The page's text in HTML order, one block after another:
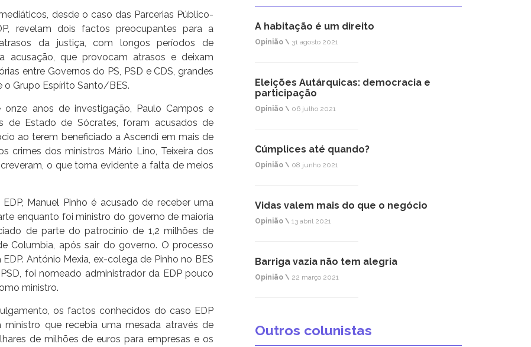
desde o caso das Parcerias Público-
revelam dois factos preocupantes para a
da justiça, com longos períodos de
acusação, que provocam atrasos e deixam
entre Governos do PS, PSD e CDS, grandes
o Grupo Espírito Santo/BES.
onze anos de investigação, Paulo Campos e
de Estado de Sócrates, foram acusados de
ao terem beneficiado a Ascendi em mais de
crimes dos ministros Mário Lino, Teixeira dos
o que torna evidente a falta de meios
Manuel Pinho é acusado de receber uma
enquanto foi ministro do governo de maioria
de parte do patrocínio de 1,2 milhões de
Columbia, após sair do governo. O processo
António Mexia, ex-colega de Pinho no BES
foi nomeado administrador da EDP pouco
ministro.
os factos conhecidos do caso EDP
que recebia uma mesada através de
de milhões de euros para empresas e os
A habitação é um direito
Opinião \ 31 agosto 2021
Eleições Autárquicas: democracia e
participação
Opinião \ 06 julho 2021
Cúmplices até quando?
Opinião \ 08 junho 2021
Vidas valem mais do que o negócio
Opinião \ 13 abril 2021
Barriga vazia não tem alegria
Opinião \ 22 março 2021
Outros colunistas